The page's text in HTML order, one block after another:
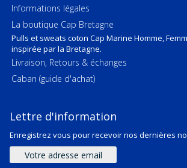
Informations légales
La boutique Cap Bretagne
Pulls et sweats coton Cap Marine Homme,
inspirée par la Bretagne.
Livraison, Retours & échanges
Caban (guide d'achat)
Lettre d'information
Enregistrez vous pour recevoir nos dernières
Adresse
e-